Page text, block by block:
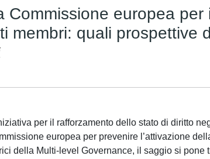
Commissione europea
membri: quali prospettive
per il rafforzamento dello stato di diritto
europea per prevenire l’attivazione
della Multi-level Governance, il saggio si